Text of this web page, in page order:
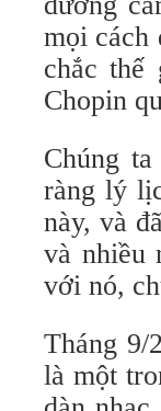
mọi cách
chắc
Chopin
Chúng
ràng lý
này, và
và nhiều
với nó,
Tháng 9/
là một